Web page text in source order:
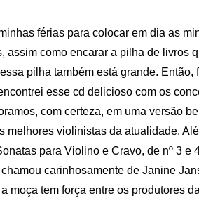
férias para colocar em dia as
assim como encarar a pilha de livros
pilha também está grande. Então,
esse cd delicioso com os
com certeza, em uma versão
melhores violinistas da atualidade.
para Violino e Cravo, de nº 3 e
carinhosamente de Janine
moça tem força entre os produtores